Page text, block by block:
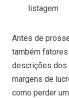
listagem
Antes de
também
descrições dos
margens de
como perder